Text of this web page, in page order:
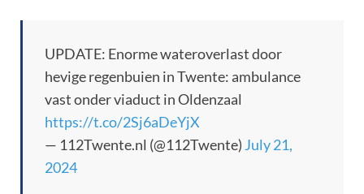
UPDATE: Enorme wateroverlast door
hevige regenbuien in Twente: ambulance
vast onder viaduct in Oldenzaal
https://t.co/2Sj6aDeYjX
— 112Twente.nl (@112Twente) July 21,
2024